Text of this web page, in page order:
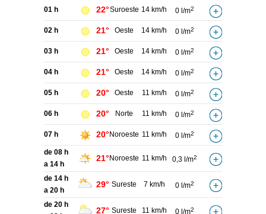
01 h 22°Suroeste 14 km/h 0 l/m2
02 h 21° Oeste 14 km/h 0 l/m2
03 h 21° Oeste 14 km/h 0 l/m2
04 h 21° Oeste 14 km/h 0 l/m2
05 h 20° Oeste 11 km/h 0 l/m2
06 h 20° Norte 11 km/h 0 l/m2
07 h 20° Noroeste 11 km/h 0 l/m2
de 08 h
a 14 h
21° Noroeste 11 km/h 0,3 l/m2
de 14 h
a 20 h
29° Sureste 7 km/h 0 l/m2
de 20 h
27° Sureste 11 km/h 0 l/m2